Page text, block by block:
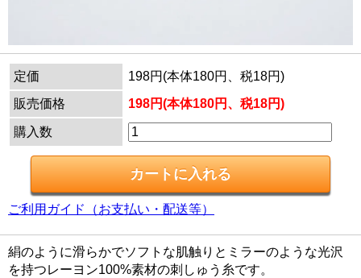
定価
198円(本体180円、税18円)
販売価格
198円(本体180円、税18円)
購入数
ご利用ガイド（お支払い・配送等）
絹のように滑らかでソフトな肌触りとミラーのような光沢
を持つレーヨン100%素材の刺しゅう糸です。